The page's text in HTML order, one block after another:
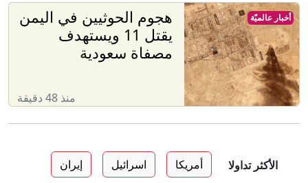
هجوم الحوثيين في اليمن
يقتل 11 ويستهدف
مصفاة سعودية
منذ 48 دقيقة
أخبار عالميّة
الأكثر تداولا أمريكا اسرائيل إيران